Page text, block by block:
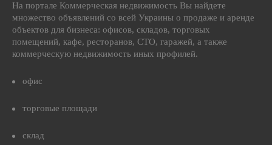
На портале Коммерческая недвижимость Вы найдете
множество объявлений со всей Украины о продаже и аренде
объектов для бизнеса: офисов, складов, торговых
помещений, кафе, ресторанов, СТО, гаражей, а также
коммерческую недвижимость иных профилей.
офис
торговые площади
склад